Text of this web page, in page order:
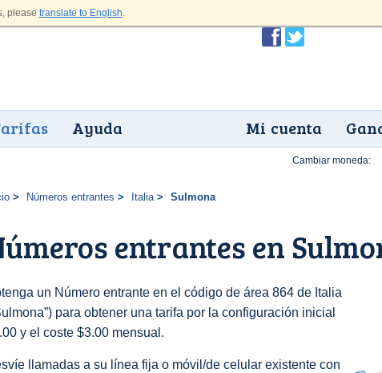
please translate to English.
Ayuda Mi cuenta
Números entrantes Italia Sulmona
entrantes en
un Número entrante en el código de área 864 de Italia
para obtener una tarifa por la configuración inicial
y el coste $3.00 mensual.
llamadas a su línea fija o móvil/de celular existente con
Cambiar moneda: